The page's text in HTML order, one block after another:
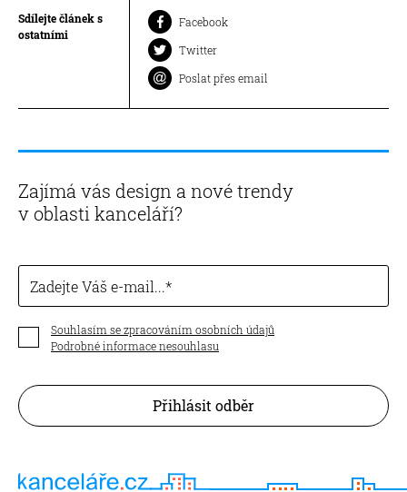
Sdílejte článek s
ostatními
Facebook
Twitter
Poslat přes email
Zajímá vás design a nové trendy
v oblasti kanceláří?
Zadejte Váš e-mail...
Souhlasím se zpracováním osobních údajů
Podrobné informace nesouhlasu
Přihlásit odběr